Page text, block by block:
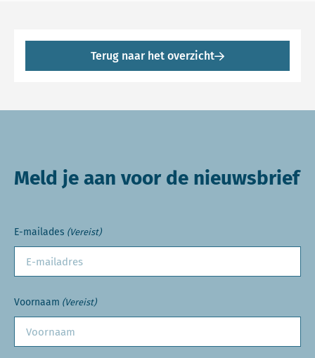
Terug naar het overzicht
Meld je aan voor de nieuwsbrief
E-mailades (Vereist)
Voornaam (Vereist)